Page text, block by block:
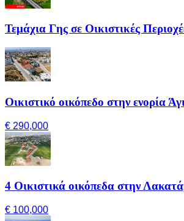
Τεμάχια Γης σε Οικιστικές
Οικιστικό οικόπεδο στην ενορία
€ 290,000
4 Οικιστικά οικόπεδα στην
€ 100,000